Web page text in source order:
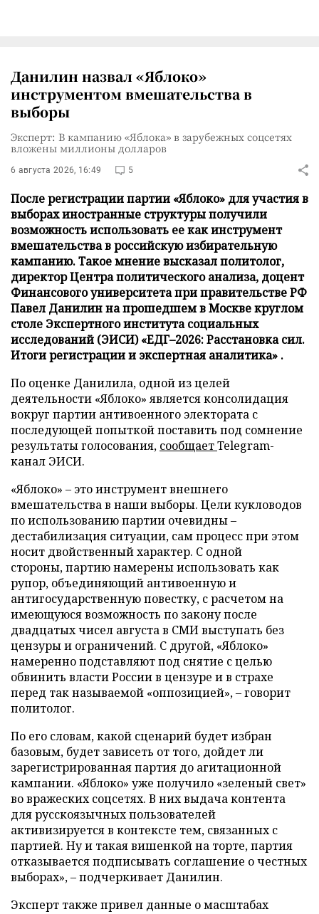
Данилин назвал «Яблоко»
инструментом вмешательства в
выборы
Эксперт: В кампанию «Яблока» в зарубежных соцсетях
вложены миллионы долларов
6 августа 2026, 16:49 5
После регистрации партии «Яблоко» для участия в
выборах иностранные структуры получили
возможность использовать ее как инструмент
вмешательства в российскую избирательную
кампанию. Такое мнение высказал политолог,
директор Центра политического анализа, доцент
Финансового университета при правительстве РФ
Павел Данилин на прошедшем в Москве круглом
столе Экспертного института социальных
исследований (ЭИСИ) «ЕДГ–2026: Расстановка сил.
Итоги регистрации и экспертная аналитика» .
По оценке Данилила, одной из целей
деятельности «Яблоко» является консолидация
вокруг партии антивоенного электората с
последующей попыткой поставить под сомнение
результаты голосования, сообщаетTelegram-
канал ЭИСИ.
«Яблоко» – это инструмент внешнего
вмешательства в наши выборы. Цели кукловодов
по использованию партии очевидны –
дестабилизация ситуации, сам процесс при этом
носит двойственный характер. С одной
стороны, партию намерены использовать как
рупор, объединяющий антивоенную и
антигосударственную повестку, с расчетом на
имеющуюся возможность по закону после
двадцатых чисел августа в СМИ выступать без
цензуры и ограничений. С другой, «Яблоко»
намеренно подставляют под снятие с целью
обвинить власти России в цензуре и в страхе
перед так называемой «оппозицией», – говорит
политолог.
По его словам, какой сценарий будет избран
базовым, будет зависеть от того, дойдет ли
зарегистрированная партия до агитационной
кампании. «Яблоко» уже получило «зеленый свет»
во вражеских соцсетях. В них выдача контента
для русскоязычных пользователей
активизируется в контексте тем, связанных с
партией. Ну и такая вишенкой на торте, партия
отказывается подписывать соглашение о честных
выборах», – подчеркивает Данилин.
Эксперт также привел данные о масштабах